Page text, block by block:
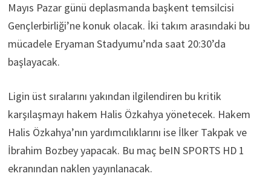
Mayıs Pazar günü deplasmanda başkent temsilcisi
Gençlerbirliği’ne konuk olacak. İki takım arasındaki bu
mücadele Eryaman Stadyumu’nda saat 20:30’da
başlayacak.
Ligin üst sıralarını yakından ilgilendiren bu kritik
karşılaşmayı hakem Halis Özkahya yönetecek. Hakem
Halis Özkahya’nın yardımcılıklarını ise İlker Takpak ve
İbrahim Bozbey yapacak. Bu maç beIN SPORTS HD 1
ekranından naklen yayınlanacak.